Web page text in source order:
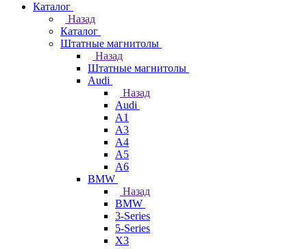
Каталог
Назад
Каталог
Штатные магнитолы
Назад
Штатные магнитолы
Audi
Назад
Audi
A1
A3
A4
A5
A6
BMW
Назад
BMW
3-Series
5-Series
X3